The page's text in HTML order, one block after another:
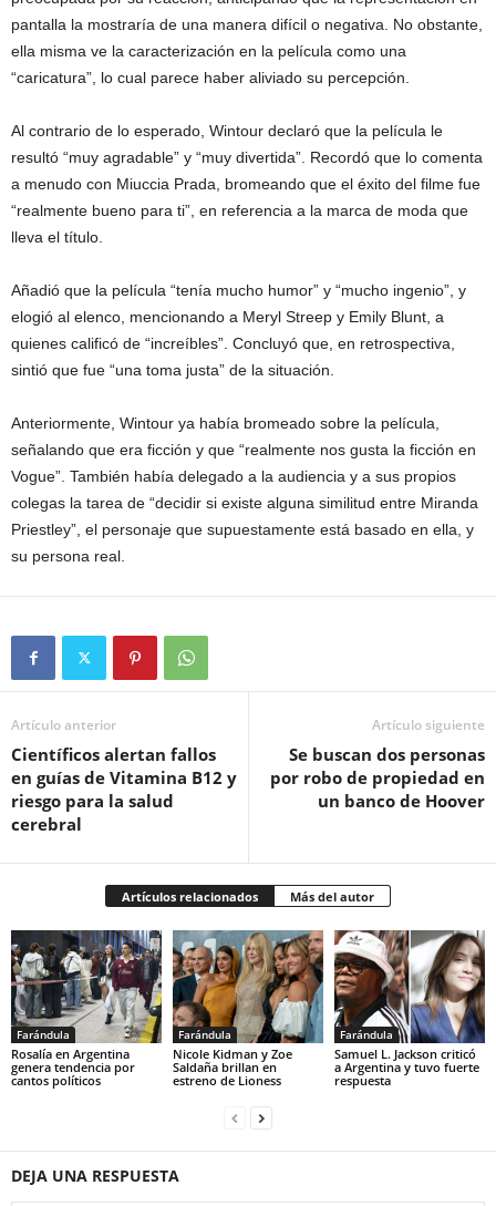
pantalla la mostraría de una manera difícil o negativa. No obstante,
ella misma ve la caracterización en la película como una
“caricatura”, lo cual parece haber aliviado su percepción.
Al contrario de lo esperado, Wintour declaró que la película le
resultó “muy agradable” y “muy divertida”. Recordó que lo comenta
a menudo con Miuccia Prada, bromeando que el éxito del filme fue
“realmente bueno para ti”, en referencia a la marca de moda que
lleva el título.
Añadió que la película “tenía mucho humor” y “mucho ingenio”, y
elogió al elenco, mencionando a Meryl Streep y Emily Blunt, a
quienes calificó de “increíbles”. Concluyó que, en retrospectiva,
sintió que fue “una toma justa” de la situación.
Anteriormente, Wintour ya había bromeado sobre la película,
señalando que era ficción y que “realmente nos gusta la ficción en
Vogue”. También había delegado a la audiencia y a sus propios
colegas la tarea de “decidir si existe alguna similitud entre Miranda
Priestley”, el personaje que supuestamente está basado en ella, y
su persona real.
Artículo anterior
Científicos alertan fallos
en guías de Vitamina B12 y
riesgo para la salud
cerebral
Artículo siguiente
Se buscan dos personas
por robo de propiedad en
un banco de Hoover
Artículos relacionados Más del autor
Farándula
Rosalía en Argentina
genera tendencia por
cantos políticos
Farándula
Nicole Kidman y Zoe
Saldaña brillan en
estreno de Lioness
Farándula
Samuel L. Jackson criticó
a Argentina y tuvo fuerte
respuesta
DEJA UNA RESPUESTA